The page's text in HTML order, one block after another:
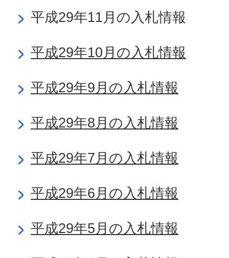
平成29年11月の入札情報
平成29年10月の入札情報
平成29年9月の入札情報
平成29年8月の入札情報
平成29年7月の入札情報
平成29年6月の入札情報
平成29年5月の入札情報